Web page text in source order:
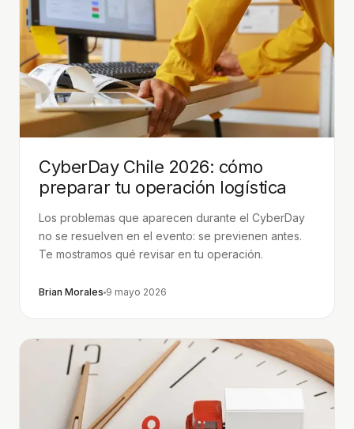
CyberDay Chile 2026: cómo
preparar tu operación logística
Los problemas que aparecen durante el CyberDay
no se resuelven en el evento: se previenen antes.
Te mostramos qué revisar en tu operación.
Brian Morales 9 mayo 2026